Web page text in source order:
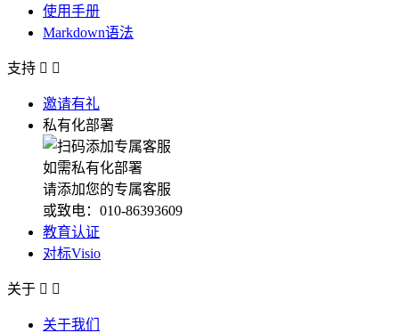
使用手册
Markdown语法
支持  
邀请有礼
私有化部署
如需私有化部署
请添加您的专属客服
或致电：010-86393609
教育认证
对标Visio
关于  
关于我们